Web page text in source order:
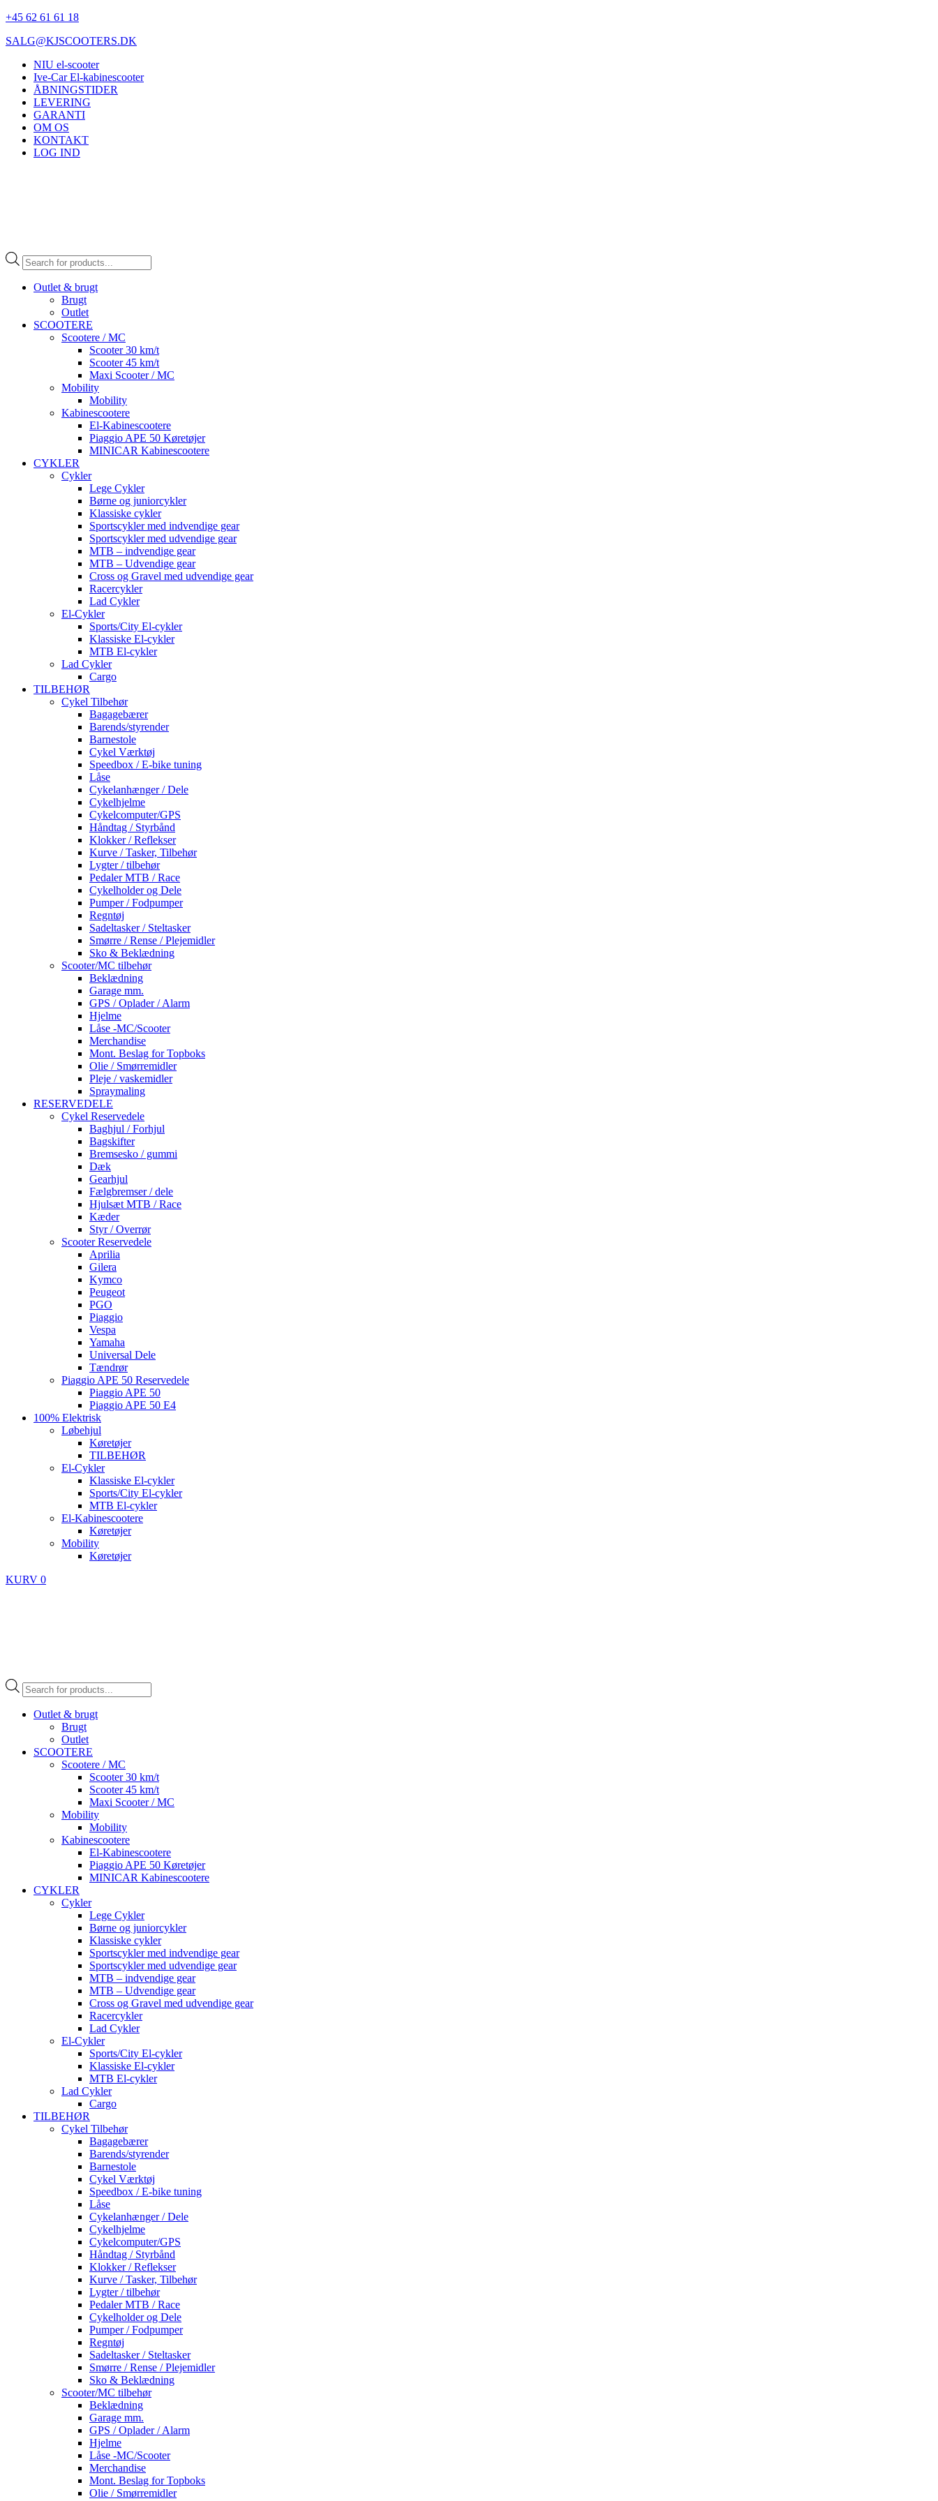
+45 62 61 61 18
SALG@KJSCOOTERS.DK
NIU el-scooter
Ive-Car El-kabinescooter
ÅBNINGSTIDER
LEVERING
GARANTI
OM OS
KONTAKT
LOG IND
Products
search
Outlet & brugt
Brugt
Outlet
SCOOTERE
Scootere / MC
Scooter 30 km/t
Scooter 45 km/t
Maxi Scooter / MC
Mobility
Mobility
Kabinescootere
El-Kabinescootere
Piaggio APE 50 Køretøjer
MINICAR Kabinescootere
CYKLER
Cykler
Lege Cykler
Børne og juniorcykler
Klassiske cykler
Sportscykler med indvendige gear
Sportscykler med udvendige gear
MTB – indvendige gear
MTB – Udvendige gear
Cross og Gravel med udvendige gear
Racercykler
Lad Cykler
El-Cykler
Sports/City El-cykler
Klassiske El-cykler
MTB El-cykler
Lad Cykler
Cargo
TILBEHØR
Cykel Tilbehør
Bagagebærer
Barends/styrender
Barnestole
Cykel Værktøj
Speedbox / E-bike tuning
Låse
Cykelanhænger / Dele
Cykelhjelme
Cykelcomputer/GPS
Håndtag / Styrbånd
Klokker / Reflekser
Kurve / Tasker, Tilbehør
Lygter / tilbehør
Pedaler MTB / Race
Cykelholder og Dele
Pumper / Fodpumper
Regntøj
Sadeltasker / Steltasker
Smørre / Rense / Plejemidler
Sko & Beklædning
Scooter/MC tilbehør
Beklædning
Garage mm.
GPS / Oplader / Alarm
Hjelme
Låse -MC/Scooter
Merchandise
Mont. Beslag for Topboks
Olie / Smørremidler
Pleje / vaskemidler
Spraymaling
RESERVEDELE
Cykel Reservedele
Baghjul / Forhjul
Bagskifter
Bremsesko / gummi
Dæk
Gearhjul
Fælgbremser / dele
Hjulsæt MTB / Race
Kæder
Styr / Overrør
Scooter Reservedele
Aprilia
Gilera
Kymco
Peugeot
PGO
Piaggio
Vespa
Yamaha
Universal Dele
Tændrør
Piaggio APE 50 Reservedele
Piaggio APE 50
Piaggio APE 50 E4
100% Elektrisk
Løbehjul
Køretøjer
TILBEHØR
El-Cykler
Klassiske El-cykler
Sports/City El-cykler
MTB El-cykler
El-Kabinescootere
Køretøjer
Mobility
Køretøjer
KURV 0
Products
search
Outlet & brugt
Brugt
Outlet
SCOOTERE
Scootere / MC
Scooter 30 km/t
Scooter 45 km/t
Maxi Scooter / MC
Mobility
Mobility
Kabinescootere
El-Kabinescootere
Piaggio APE 50 Køretøjer
MINICAR Kabinescootere
CYKLER
Cykler
Lege Cykler
Børne og juniorcykler
Klassiske cykler
Sportscykler med indvendige gear
Sportscykler med udvendige gear
MTB – indvendige gear
MTB – Udvendige gear
Cross og Gravel med udvendige gear
Racercykler
Lad Cykler
El-Cykler
Sports/City El-cykler
Klassiske El-cykler
MTB El-cykler
Lad Cykler
Cargo
TILBEHØR
Cykel Tilbehør
Bagagebærer
Barends/styrender
Barnestole
Cykel Værktøj
Speedbox / E-bike tuning
Låse
Cykelanhænger / Dele
Cykelhjelme
Cykelcomputer/GPS
Håndtag / Styrbånd
Klokker / Reflekser
Kurve / Tasker, Tilbehør
Lygter / tilbehør
Pedaler MTB / Race
Cykelholder og Dele
Pumper / Fodpumper
Regntøj
Sadeltasker / Steltasker
Smørre / Rense / Plejemidler
Sko & Beklædning
Scooter/MC tilbehør
Beklædning
Garage mm.
GPS / Oplader / Alarm
Hjelme
Låse -MC/Scooter
Merchandise
Mont. Beslag for Topboks
Olie / Smørremidler